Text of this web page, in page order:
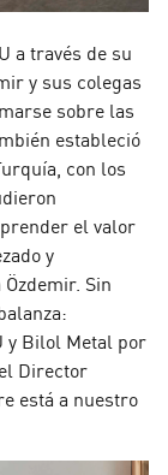
a través de su
y sus colegas
sobre las
estableció
con los
el valor
y
Sin
y Bilol Metal por
Director
está a nuestro